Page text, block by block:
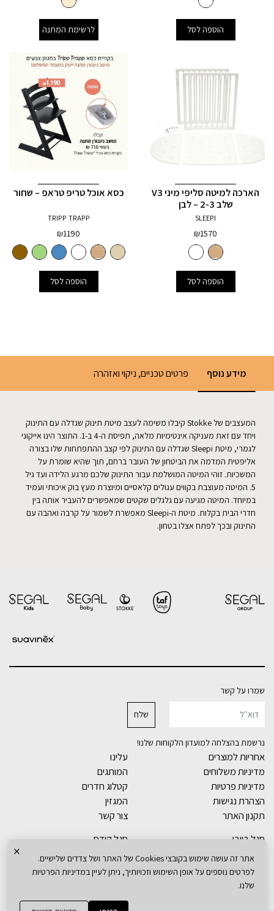
×
אתר זה עושה שימוש בקובצי Cookies של האתר ושל צדדים שלישיים.
לפרטים נוספים על אופן השימוש וזכויותיך, ניתן לעיין במדיניות הפרטיות
שלנו.
הוספה לסל
היה:
₪299.
₪150.
לרשימת המתנה
הארכה למיטה סליפי מיני V3
שלב 2-3 – לבן
SLEEPI
₪1570
הוספה לסל
כסא אוכל טריפ טראפ – שחור
TRIPP TRAPP
₪1190
+
3
הוספה לסל
מידע נוסף פרטים טכניים, ניקוי ואזהרה
המעצבים של Stokke קיבלו משימה לעצב מיטת תינוק שגדלה עם התינוק
ויחד עם זאת מעניקה אינטימיות מלאה, תפיסת ה-4 ב-1. התוצר הינו אייקוני
לגמרי, מיטת Sleepi שגדלה עם התינוק לפי קצב ההתפתחות שלו בצורה
אליפטית המדמה את הביטחון של העובר ברחם, תוך שהיא שומרת על
המשכיות. זוהי המיטה המושלמת עבור התינוק שלכם מרגע הלידה ועד גיל
5. המיטה מעוצבת בקווים עגולים קלאסיים ומיוצרת מעץ בוק איכותי ועמיד
במיוחד. המיטה מגיעה עם גלגלים שקטים שמאפשרים להעביר אותה בין
חדרי הבית בקלות. מיטת ה-Sleepi מאפשרת לשמור על קרבה ואהבה עם
התינוק ובכך לפתח אצלו בטחון.
שמרו על קשר
נרשמת בהצלחה למועדון הלקוחות שלנו!
אחריות למוצרים
מדיניות משלוחים
מדיניות פרטיות
הצהרת נגישות
תקנון האתר
עלינו
המותגים
קטלוג חדרים
המגזין
צור קשר
סגל בייבי
חדרי תינוקות
מיטות תינוק
שידות
סגל קידס
ארונות ילדים
מיטות ילדים
כסאות אוכל